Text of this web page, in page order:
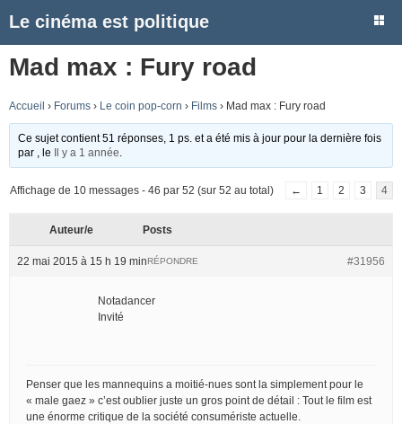
Le cinéma est politique
Mad max : Fury road
Accueil › Forums › Le coin pop-corn › Films › Mad max : Fury road
Ce sujet contient 51 réponses, 1 ps. et a été mis à jour pour la dernière fois
par
, le Il y a 1 année
Affichage de 10 messages - 46 par 52 (sur 52 au total) ← 1 2 3 4
Auteur/e Posts
22 mai 2015 à 15 h 19 min #31956
RÉPONDRE
Notadancer
Invité
Penser que les mannequins a moitié-nues sont la simplement pour le
« male gaez » c’est oublier juste un gros point de détail : Tout le film est
une énorme critique de la société consumériste actuelle.